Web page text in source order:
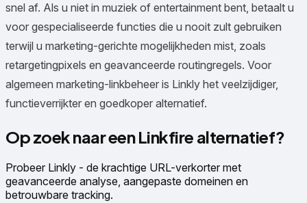
snel af. Als u niet in muziek of entertainment bent, betaalt u
voor gespecialiseerde functies die u nooit zult gebruiken
terwijl u marketing-gerichte mogelijkheden mist, zoals
retargetingpixels en geavanceerde routingregels. Voor
algemeen marketing-linkbeheer is Linkly het veelzijdiger,
functieverrijkter en goedkoper alternatief.
Op zoek naar een Linkfire alternatief?
Probeer Linkly - de krachtige URL-verkorter met
geavanceerde analyse, aangepaste domeinen en
betrouwbare tracking.